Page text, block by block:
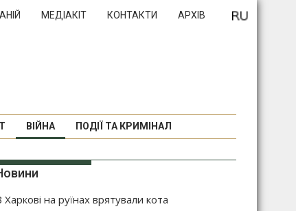
МЕДІАКІТ КОНТАКТИ АРХІВ
ВІЙНА ПОДІЇ ТА КРИМІНАЛ
Харкові на руїнах врятували кота